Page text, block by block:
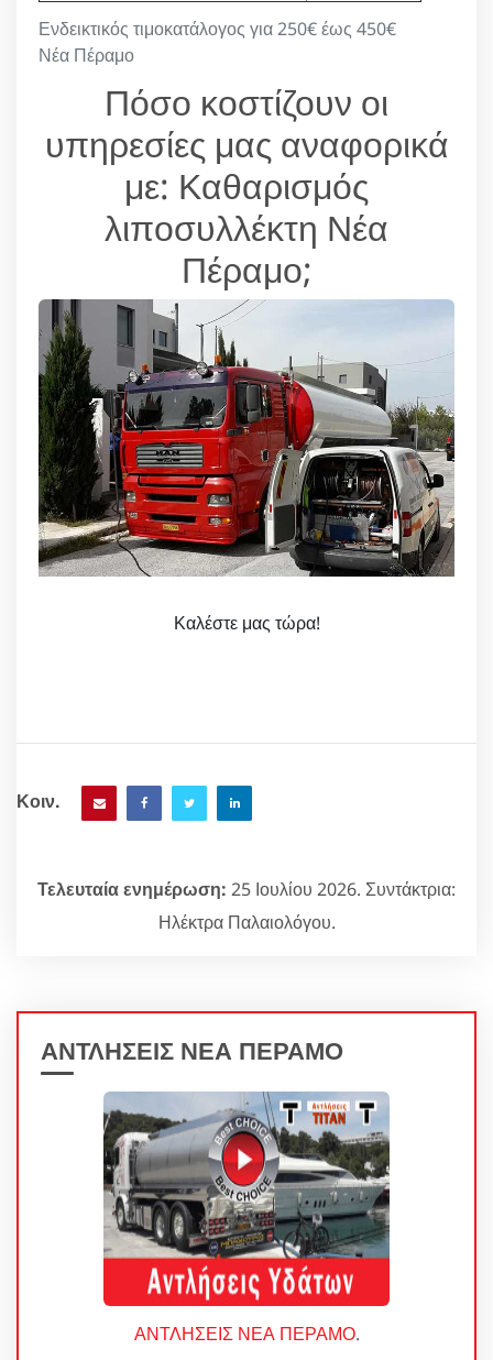
Ενδεικτικός τιμοκατάλογος για 250€ έως 450€
Νέα Πέραμο
Πόσο κοστίζουν οι
υπηρεσίες μας αναφορικά
με: Καθαρισμός
λιποσυλλέκτη Νέα
Πέραμο;
Καλέστε μας τώρα!
Κοιν.
Τελευταία ενημέρωση: 25 Ιουλίου 2026. Συντάκτρια:
Ηλέκτρα Παλαιολόγου.
ΑΝΤΛΗΣΕΙΣ ΝΕΑ ΠΕΡΑΜΟ
ΑΝΤΛΗΣΕΙΣ ΝΕΑ ΠΕΡΑΜΟ.